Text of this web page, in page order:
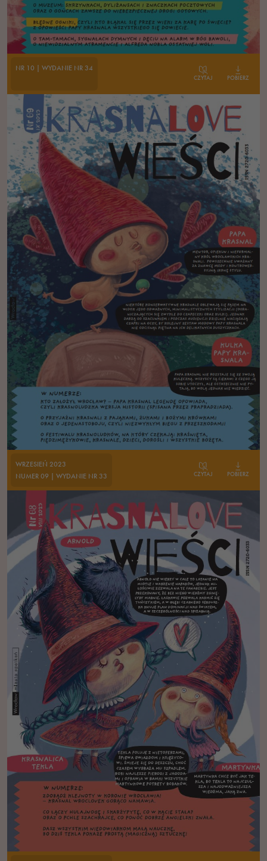
NR 10 | WYDANIE NR 34
CZYTAJ POBIERZ
WRZESIEŃ 2023
NUMER 09 | WYDANIE NR 33
CZYTAJ POBIERZ